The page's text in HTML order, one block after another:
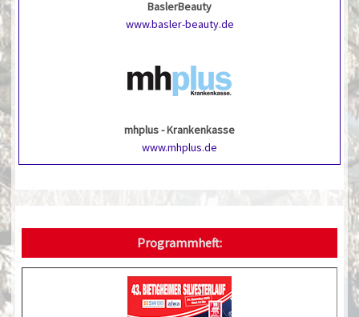
BaslerBeauty
www.basler-beauty.de
mhplus - Krankenkasse
www.mhplus.de
Programmheft: